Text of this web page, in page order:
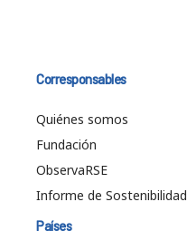
Corresponsables
Quiénes somos
Fundación
ObservaRSE
Informe de Sostenibilidad
Países